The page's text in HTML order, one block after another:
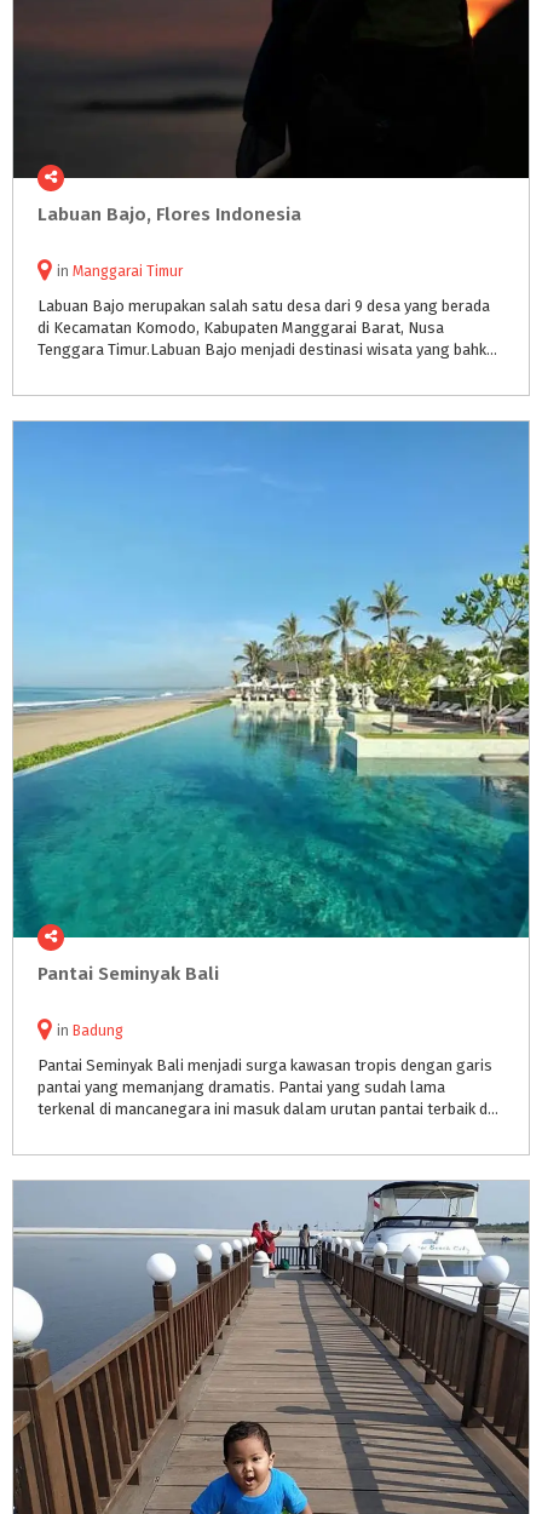
Labuan Bajo, Flores Indonesia
in Manggarai Timur
Labuan Bajo merupakan salah satu desa dari 9 desa yang berada
di Kecamatan Komodo, Kabupaten Manggarai Barat, Nusa
Tenggara Timur.Labuan Bajo menjadi destinasi wisata yang bahkan terkenal hingga ke mancanegara.
Pantai Seminyak Bali
in Badung
Pantai Seminyak Bali menjadi surga kawasan tropis dengan garis
pantai yang memanjang dramatis. Pantai yang sudah lama
terkenal di mancanegara ini masuk dalam urutan pantai terbaik dunia.